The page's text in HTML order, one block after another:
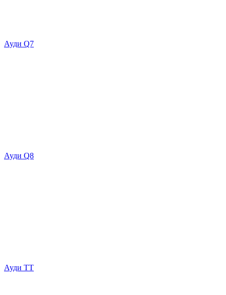
Ауди Q7
Ауди Q8
Ауди ТТ